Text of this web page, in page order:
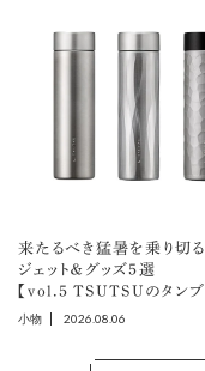
来たるべき猛暑を乗り切
ジェット＆グッズ5選
【vol.5 TSUTSUのタンブ
小物 2026.08.06